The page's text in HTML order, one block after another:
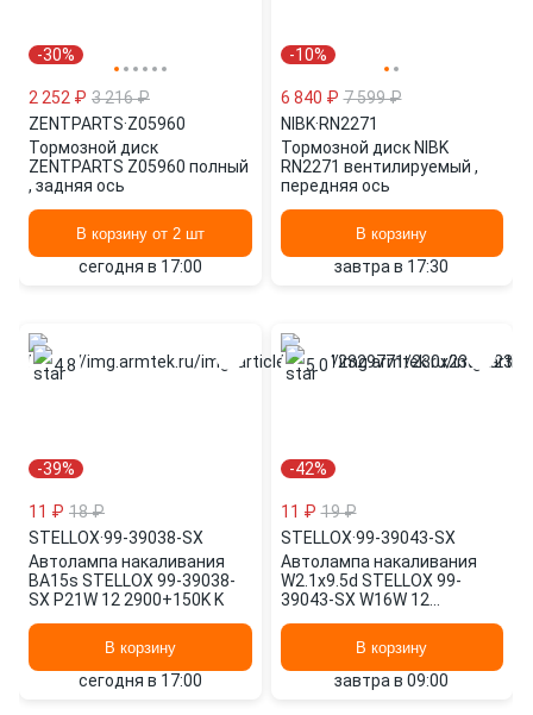
-30%
2 252 ₽ 3 216 ₽
ZENTPARTS·Z05960
Тормозной диск
ZENTPARTS Z05960 полный
, задняя ось
В корзину от 2 шт
сегодня в 17:00
-10%
6 840 ₽ 7 599 ₽
NIBK·RN2271
Тормозной диск NIBK
RN2271 вентилируемый ,
передняя ось
В корзину
завтра в 17:30
4.8
-39%
11 ₽ 18 ₽
STELLOX·99-39038-SX
Автолампа накаливания
BA15s STELLOX 99-39038-
SX P21W 12 2900+150K K
В корзину
сегодня в 17:00
5.0
-42%
11 ₽ 19 ₽
STELLOX·99-39043-SX
Автолампа накаливания
W2.1x9.5d STELLOX 99-
39043-SX W16W 12
В корзину
завтра в 09:00